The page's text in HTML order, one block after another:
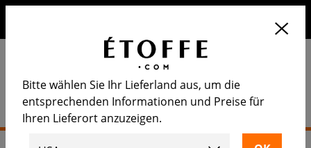
Bitte wählen Sie Ihr Lieferland aus, um die
entsprechenden Informationen und Preise für
Ihren Lieferort anzuzeigen.